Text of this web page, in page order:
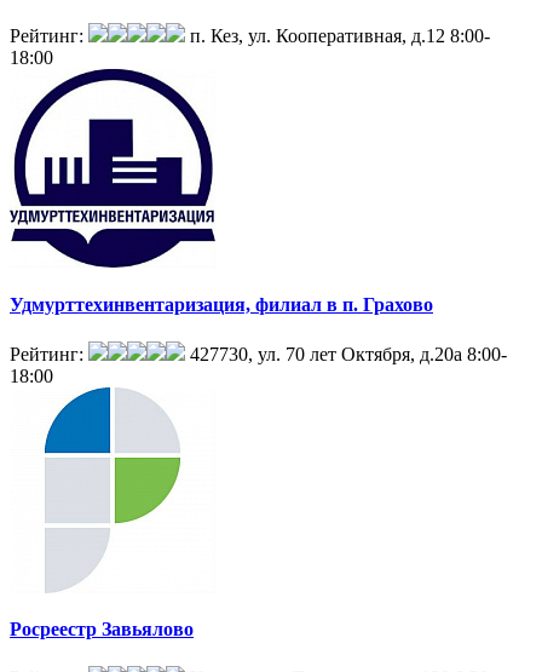
Рейтинг: п. Кез, ул. Кооперативная, д.12 8:00-
18:00
Удмурттехинвентаризация, филиал в п. Грахово
Рейтинг: 427730, ул. 70 лет Октября, д.20а 8:00-
18:00
Росреестр Завьялово